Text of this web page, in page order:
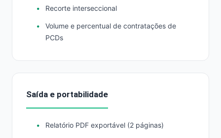
Recorte interseccional
Volume e percentual de contratações de
PCDs
Saída e portabilidade
Relatório PDF exportável (2 páginas)